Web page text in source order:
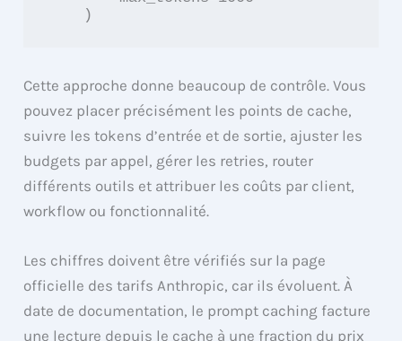
    )
Cette approche donne beaucoup de contrôle. Vous
pouvez placer précisément les points de cache,
suivre les tokens d’entrée et de sortie, ajuster les
budgets par appel, gérer les retries, router
différents outils et attribuer les coûts par client,
workflow ou fonctionnalité.
Les chiffres doivent être vérifiés sur la page
officielle des tarifs Anthropic, car ils évoluent. À
date de documentation, le prompt caching facture
une lecture depuis le cache à une fraction du prix